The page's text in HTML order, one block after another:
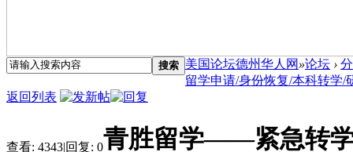
搜索 美国论坛德州华人网 »论坛 ›
留学申请/身份恢复/本科转学/
返回列表
查看: 4343|回复: 0青胜留学——紧急转学